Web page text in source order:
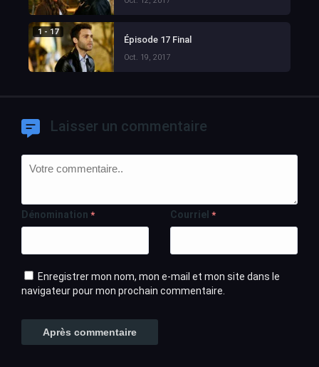
1 - 17
Épisode 17 Final
Oct. 19, 2017
Laisser un commentaire
Dénomination * Courriel *
Enregistrer mon nom, mon e-mail et mon site dans le
navigateur pour mon prochain commentaire.